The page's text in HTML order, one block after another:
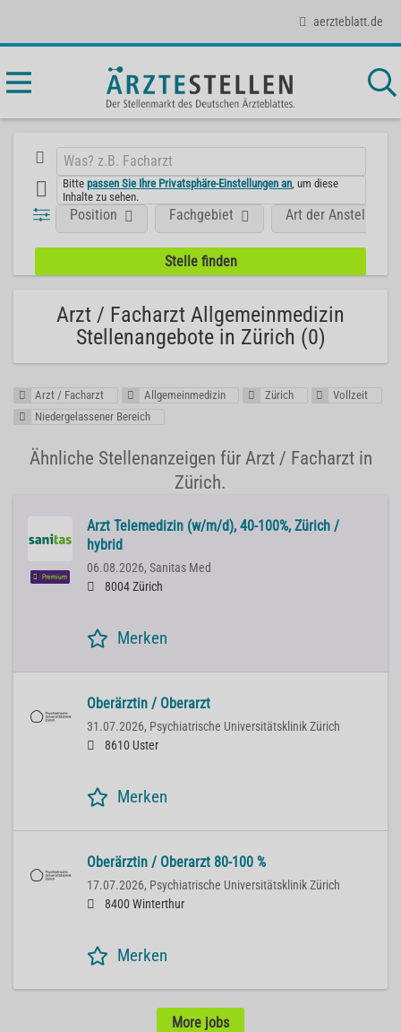
aerzteblatt.de
Bittepassen Sie Ihre Privatsphäre-Einstellungen an , um diese
Inhalte zu sehen.
Position Fachgebiet Art der Anstellung
Arzt / Facharzt Allgemeinmedizin
Stellenangebote in Zürich (0)
Arzt / Facharzt Allgemeinmedizin Zürich
Vollzeit
Niedergelassener Bereich
Ähnliche Stellenanzeigen für Arzt / Facharzt in
Zürich.
Premium
Arzt Telemedizin (w/m/d), 40-100%, Zürich /
hybrid
06.08.2026, Sanitas Med
8004 Zürich
Merken
Oberärztin / Oberarzt
31.07.2026, Psychiatrische Universitätsklinik Zürich
8610 Uster
Merken
Oberärztin / Oberarzt 80-100 %
17.07.2026, Psychiatrische Universitätsklinik Zürich
8400 Winterthur
Merken
More jobs